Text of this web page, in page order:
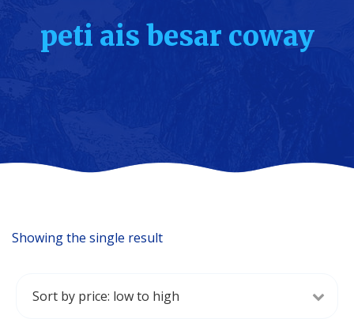
peti ais besar coway
Showing the single result